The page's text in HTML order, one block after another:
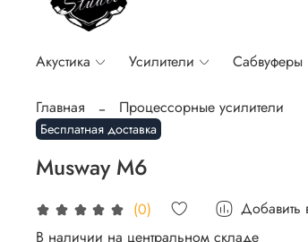
Акустика Усилители Сабвуферы
Главная Процессорные усилители
Бесплатная доставка
Musway M6
В наличии на центральном складе
(0) Добавить